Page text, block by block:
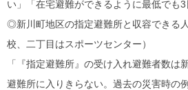
い」「在宅避難ができるように最低でも
◎新川町地区の指定避難所と収容できる
校、二丁目はスポーツセンター）
「『指定避難所』の受け入れ避難者数は
避難所に入りきらない。過去の災害時の